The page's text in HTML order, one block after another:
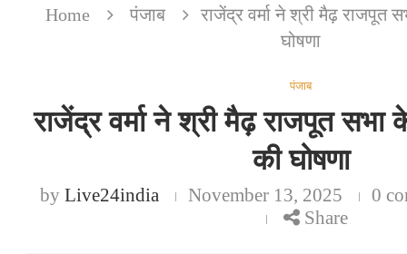
Home पंजाब
राजेंद्र वर्मा ने श्री मैढ़ राजपूत
घोषणा
पंजाब
राजेंद्र वर्मा ने श्री मैढ़ राजपूत सभा
की घोषणा
by Live24india November 13, 2025
0
Share